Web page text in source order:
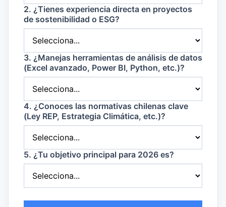
2. ¿Tienes experiencia directa en proyectos
de sostenibilidad o ESG?
3. ¿Manejas herramientas de análisis de datos
(Excel avanzado, Power BI, Python, etc.)?
4. ¿Conoces las normativas chilenas clave
(Ley REP, Estrategia Climática, etc.)?
5. ¿Tu objetivo principal para 2026 es?